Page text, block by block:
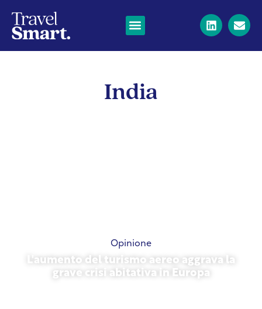
India
Opinione
L'aumento del turismo aereo aggrava la
grave crisi abitativa in Europa